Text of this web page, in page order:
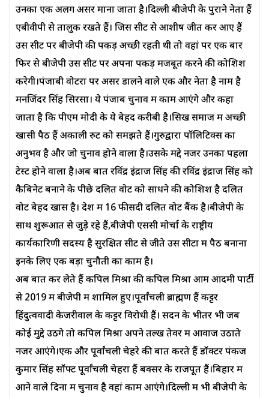
उनका एक अलग असर माना जाता है।दिल्ली बीजेपी के पुराने नेता हैं
एबीवीपी से तालुक रखते हैं। जिस सीट से आशीष जीत कर आए हैं
उस सीट पर बीजेपी की पकड़ अच्छी रहती थी तो वहां पर एक बार
फिर से बीजेपी उस सीट पर अपना पकड़ मजबूत करने की कोशिश
करेगी।पंजाबी वोटरों पर असर डालने वाले एक और नेता है नाम है
मनजिंदर सिंह सिरसा। ये पंजाब चुनाव में काम आएंगे और कहा
जाता है कि पीएम मोदी के ये बेहद करीबी है।सिख समाज में अच्छी
खासी पैठ हैं अकाली रुट को समझते हैं।गुरुद्वारा पॉलिटिक्स का
अनुभव है और जो चुनाव होने वाला है।उसके मद्दे नजर उनका पहला
टेस्ट होने वाला है।अब बात रविंद्र इंद्राज सिंह की रविंद्र इंद्राज सिंह को
कैबिनेट बनाने के पीछे दलित वोट को साधने की कोशिश है दलित
वोट बेहद खास है। देश में 16 फीसदी दलित वोट बैंक है।बीजेपी के
साथ शुरूआत से जुड़े रहे हैं,बीजेपी एससी मोर्चा के राष्ट्रीय
कार्यकारिणी सदस्य है सुरक्षित सीट से जीते उस सीटों में पैठ बनाना
इनके लिए एक बड़ा चुनौती का काम है।
अब बात कर लेते हैं कपिल मिश्रा की कपिल मिश्रा आम आदमी पार्टी
से 2019 में बीजेपी में शामिल हुए।पूर्वांचली ब्राह्मण हैं कट्टर
हिंदुत्ववादी केजरीवाल के कट्टर विरोधी हैं। सदन के भीतर भी जब
कोई मुद्दे उठेंगे तो कपिल मिश्रा अपने तल्ख तेवर में आवाज उठाते
नजर आएंगे।एक और पूर्वांचली चेहरे की बात करते हैं डॉक्टर पंकज
कुमार सिंह सॉफ्ट पूर्वांचली चेहरा हैं बक्सर के राजपूत हैं।बिहार में
आने वाले दिनों में चुनाव है वहां काम आएंगे।दिल्ली में भी बीजेपी के